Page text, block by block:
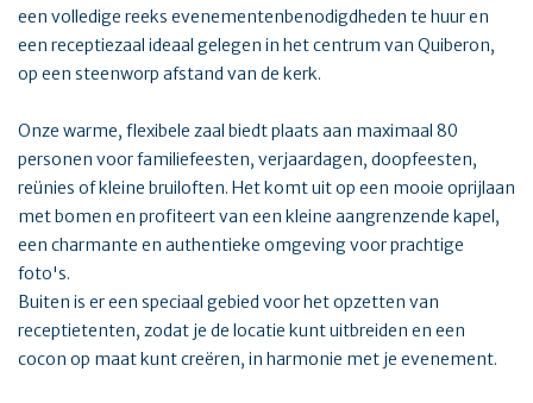
een volledige reeks evenementenbenodigdheden te huur en
een receptiezaal ideaal gelegen in het centrum van Quiberon,
op een steenworp afstand van de kerk.
Onze warme, flexibele zaal biedt plaats aan maximaal 80
personen voor familiefeesten, verjaardagen, doopfeesten,
reünies of kleine bruiloften. Het komt uit op een mooie oprijlaan
met bomen en profiteert van een kleine aangrenzende kapel,
een charmante en authentieke omgeving voor prachtige
foto's.
Buiten is er een speciaal gebied voor het opzetten van
receptietenten, zodat je de locatie kunt uitbreiden en een
cocon op maat kunt creëren, in harmonie met je evenement.